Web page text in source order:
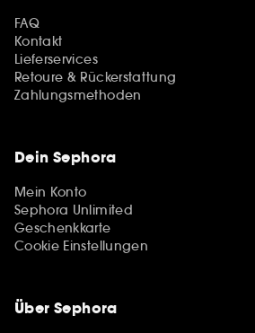
FAQ
Kontakt
Lieferservices
Retoure & Rückerstattung
Zahlungsmethoden
Dein Sephora
Mein Konto
Sephora Unlimited
Geschenkkarte
Cookie Einstellungen
Über Sephora